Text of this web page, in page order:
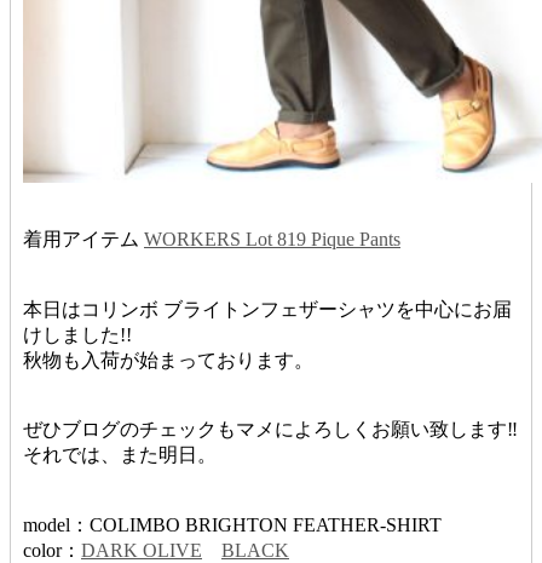
着用アイテム WORKERS Lot 819 Pique Pants
本日はコリンボ ブライトンフェザーシャツを中心にお届
けしました!!
秋物も入荷が始まっております。
ぜひブログのチェックもマメによろしくお願い致します‼︎
それでは、また明日。
model：COLIMBO BRIGHTON FEATHER-SHIRT
color： DARK OLIVE
BLACK